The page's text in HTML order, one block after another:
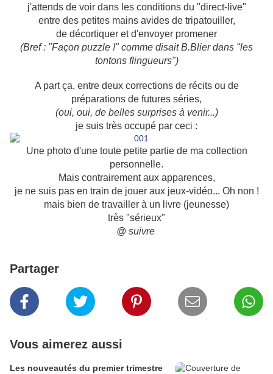
j'attends de voir dans les conditions du "direct-live"
entre des petites mains avides de tripatouiller,
de décortiquer et d'envoyer promener
(Bref : "Façon puzzle !" comme disait B.Blier dans "les
tontons flingueurs")
A part ça, entre deux corrections de récits ou de
préparations de futures séries,
(oui, oui, de belles surprises à venir...)
je suis très occupé par ceci :
Une photo d'une toute petite partie de ma collection
personnelle.
Mais contrairement aux apparences,
je ne suis pas en train de jouer aux jeux-vidéo... Oh non !
mais bien de travailler à un livre (jeunesse)
très "sérieux"
@ suivre
Partager
Vous aimerez aussi
Les nouveautés du premier trimestre